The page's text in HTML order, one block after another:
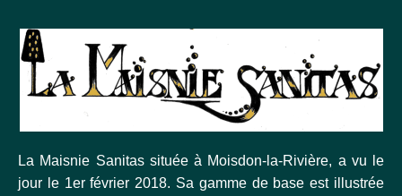
La Maisnie Sanitas située à Moisdon-la-Rivière, a vu le
jour le 1er février 2018. Sa gamme de base est illustrée